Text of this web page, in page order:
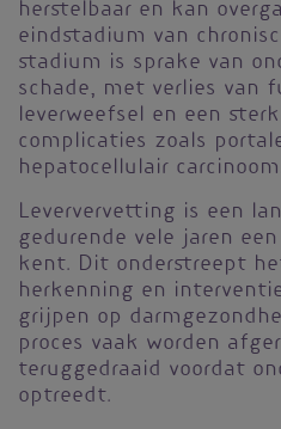
herstelbaar en kan
eindstadium van
stadium is sprake van
schade, met verlies van
leverweefsel en een
complicaties zoals
hepatocellulair
Leververvetting is een
gedurende vele jaren
kent. Dit onderstreept
herkenning en
grijpen op
proces vaak worden
teruggedraaid voordat
optreedt.